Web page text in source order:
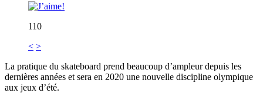
110
< >
La pratique du skateboard prend beaucoup d’ampleur depuis les
dernières années et sera en 2020 une nouvelle discipline olympique
aux jeux d’été.